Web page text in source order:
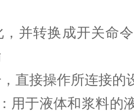
，并转换成开关命
直接操作所连接的
用于液体和浆料的